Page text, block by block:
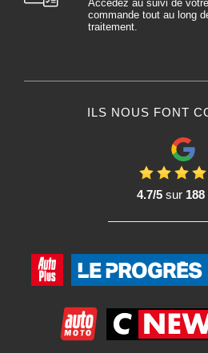
Accédez au suivi de votre
commande tout au long
traitement.
ILS NOUS FONT
4.7/5sur